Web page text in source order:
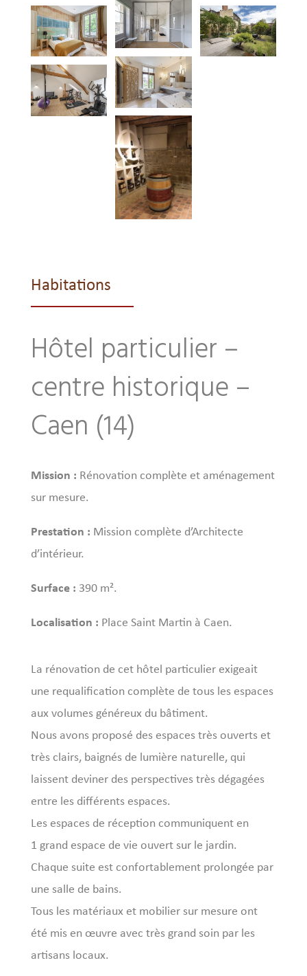
Habitations
Hôtel particulier –
centre historique –
Caen (14)
Mission : Rénovation complète et aménagement
sur mesure.
Prestation : Mission complète d’Architecte
d’intérieur.
Surface : 390 m².
Localisation : Place Saint Martin à Caen.
La rénovation de cet hôtel particulier exigeait
une requalification complète de tous les espaces
aux volumes généreux du bâtiment.
Nous avons proposé des espaces très ouverts et
très clairs, baignés de lumière naturelle, qui
laissent deviner des perspectives très dégagées
entre les différents espaces.
Les espaces de réception communiquent en
1 grand espace de vie ouvert sur le jardin.
Chaque suite est confortablement prolongée par
une salle de bains.
Tous les matériaux et mobilier sur mesure ont
été mis en œuvre avec très grand soin par les
artisans locaux.